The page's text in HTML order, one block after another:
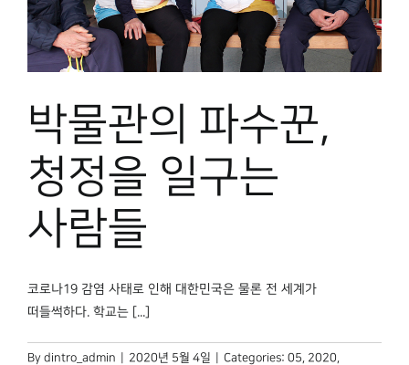
원문보기 PDF
박물관의 파수꾼,
청정을 일구는
사람들
코로나19 감염 사태로 인해 대한민국은 물론 전 세계가
떠들썩하다. 학교는 [...]
By dintro_admin 2020년 5월 4일 Categories: 05 2020